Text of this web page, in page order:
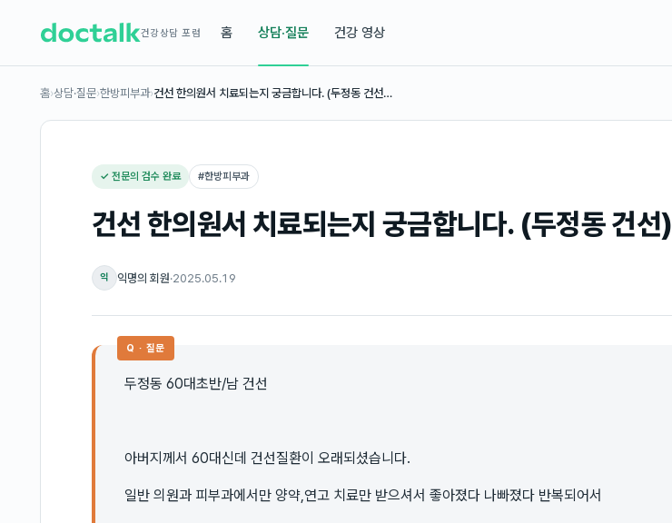
건강상담 포럼 홈 상담·질문 건강 영상
홈›상담·질문›한방피부과›건선 한의원서 치료되는지 궁금합니다. (두정동 건선…
✓ 전문의 검수 완료 #한방피부과
건선 한의원서 치료되는지 궁금합니다. (두정동 건선)
익 익명의 회원·2025.05.19
Q · 질문
두정동 60대초반/남 건선
아버지께서 60대신데 건선질환이 오래되셨습니다.
일반 의원과 피부과에서만 양약,연고 치료만 받으셔서 좋아졌다 나빠졌다 반복되어서